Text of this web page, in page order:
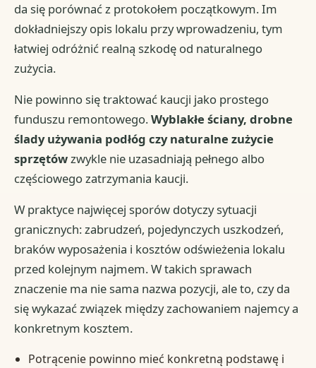
da się porównać z protokołem początkowym. Im
dokładniejszy opis lokalu przy wprowadzeniu, tym
łatwiej odróżnić realną szkodę od naturalnego
zużycia.
Nie powinno się traktować kaucji jako prostego
funduszu remontowego.Wyblakłe ściany, drobne
ślady używania podłóg czy naturalne zużycie
sprzętówzwykle nie uzasadniają pełnego albo
częściowego zatrzymania kaucji.
W praktyce najwięcej sporów dotyczy sytuacji
granicznych: zabrudzeń, pojedynczych uszkodzeń,
braków wyposażenia i kosztów odświeżenia lokalu
przed kolejnym najmem. W takich sprawach
znaczenie ma nie sama nazwa pozycji, ale to, czy da
się wykazać związek między zachowaniem najemcy a
konkretnym kosztem.
Potrącenie powinno mieć konkretną podstawę i